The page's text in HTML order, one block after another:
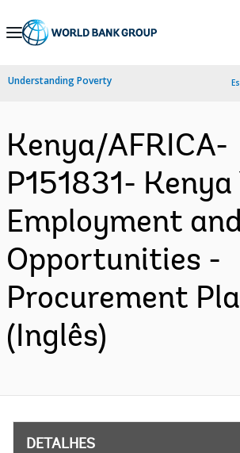
Skip
Navigation
Understanding Poverty
Kenya/AFRICA-
P151831-
Employment
Opportunities -
Procurement
(Inglês)
DETALHES